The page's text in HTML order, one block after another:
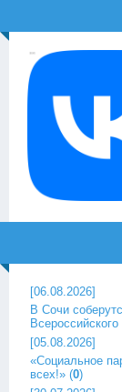
[06.08.2026]
В Сочи
[05.08.2026]
«Социальное
всех!» (0)